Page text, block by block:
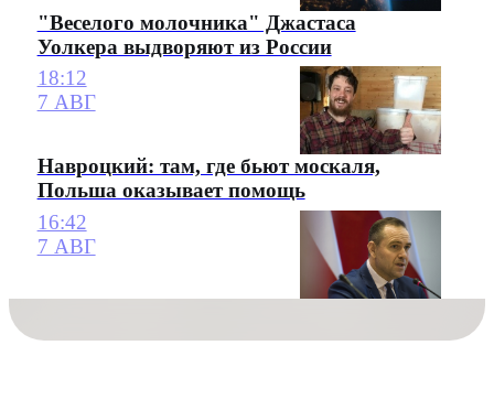
"Веселого молочника" Джастаса
Уолкера выдворяют из России
18:12
7 АВГ
Навроцкий: там, где бьют москаля,
Польша оказывает помощь
16:42
7 АВГ